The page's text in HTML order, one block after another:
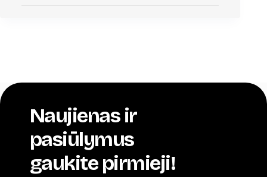
Naujienas ir
pasiūlymus
gaukite pirmieji!